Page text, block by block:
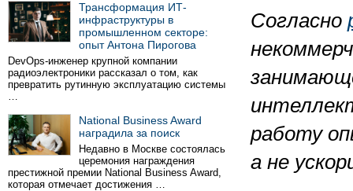
Трансформация ИТ-
инфраструктуры в
промышленном секторе:
опыт Антона Пирогова
DevOps-инженер крупной компании
радиоэлектроники рассказал о том, как
превратить рутинную эксплуатацию системы
…
National Business Award
наградила за поиск
Недавно в Москве состоялась
церемония награждения
престижной премии National Business Award,
которая отмечает достижения …
Согласно
работу
а не